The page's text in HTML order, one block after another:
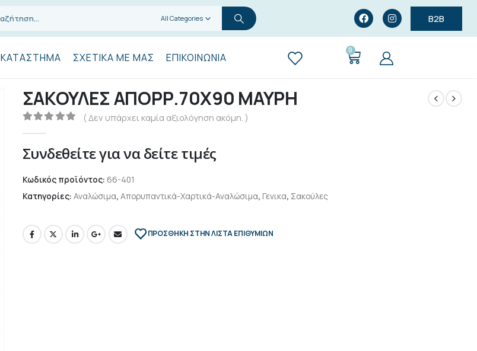
All Categories B2B
ΚΑΤΆΣΤΗΜΑ ΣΧΕΤΙΚΆ ΜΕ ΜΑΣ ΕΠΙΚΟΙΝΩΝΊΑ
0
ΣΑΚΟΥΛΕΣ ΑΠΟΡΡ.70Χ90 ΜΑΥΡΗ
( Δεν υπάρχει καμία αξιολόγηση ακόμη. )
Συνδεθείτε για να δείτε τιμές
Κωδικός προϊόντος: 66-401
Κατηγορίες: Αναλώσιμα, Απορυπαντικά-Χαρτικά-Αναλώσιμα, Γενικα, Σακούλες
ΠΡΌΣΘΉΚΗ ΣΤΗΝ ΛΊΣΤΑ ΕΠΙΘΥΜΙΏΝ